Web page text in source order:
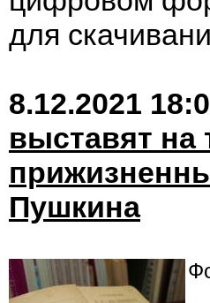
для
8.12.2021
выставят на
Пушкина